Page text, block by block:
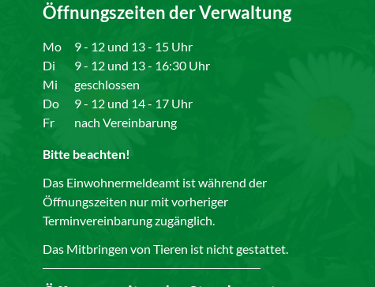
Öffnungszeiten der Verwaltung
Mo
9 - 12 und 13 - 15 Uhr
Di
9 - 12 und 13 - 16:30 Uhr
Mi
geschlossen
Do
9 - 12 und 14 - 17 Uhr
Fr
nach Vereinbarung
Bitte beachten!
Das Einwohnermeldeamt ist während der
Öffnungszeiten nur mit vorheriger
Terminvereinbarung zugänglich.
Das Mitbringen von Tieren ist nicht gestattet.